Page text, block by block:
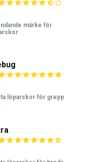
märke för
löparskor för grepp